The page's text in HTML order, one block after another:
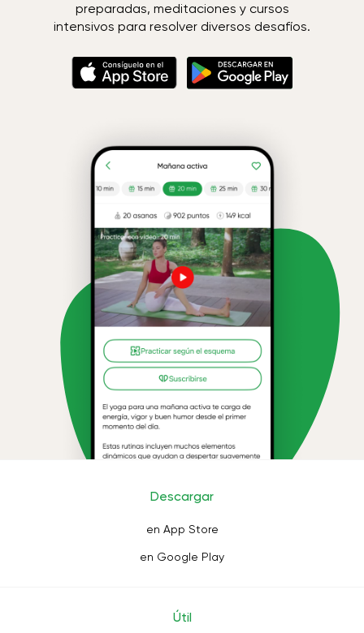
preparadas, meditaciones y cursos
intensivos para resolver diversos desafíos.
Descargar
en App Store
en Google Play
Útil